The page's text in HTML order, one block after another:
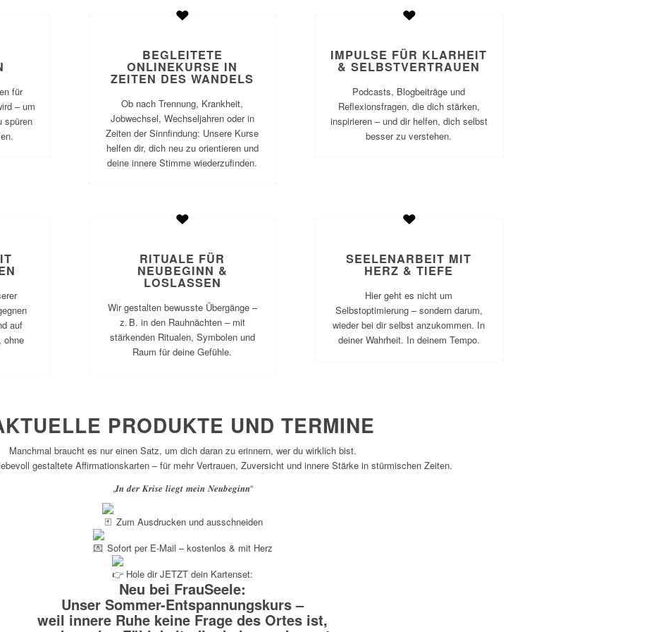
für
– um
spüren
BEGLEITETE
ONLINEKURSE IN
ZEITEN DES WANDELS
Ob nach Trennung, Krankheit,
Jobwechsel, Wechseljahren oder in
Zeiten der Sinnfindung: Unsere Kurse
helfen dir, dich neu zu orientieren und
deine innere Stimme wiederzufinden.
IMPULSE FÜR KLARHEIT
& SELBSTVERTRAUEN
Podcasts, Blogbeiträge und
Reflexionsfragen, die dich stärken,
inspirieren – und dir helfen, dich selbst
besser zu verstehen.
auf
ohne
RITUALE FÜR
NEUBEGINN &
LOSLASSEN
Wir gestalten bewusste Übergänge –
z. B. in den Rauhnächten – mit
stärkenden Ritualen, Symbolen und
Raum für deine Gefühle.
SEELENARBEIT MIT
HERZ & TIEFE
Hier geht es nicht um
Selbstoptimierung – sondern darum,
wieder bei dir selbst anzukommen. In
deiner Wahrheit. In deinem Tempo.
PRODUKTE UND TERMINE
Manchmal braucht es nur einen Satz, um dich daran zu erinnern, wer du wirklich bist.
gestaltete Affirmationskarten – für mehr Vertrauen, Zuversicht und innere Stärke in stürmischen Zeiten.
„𝑰𝒏 𝒅𝒆𝒓 𝑲𝒓𝒊𝒔𝒆 𝒍𝒊𝒆𝒈𝒕 𝒎𝒆𝒊𝒏 𝑵𝒆𝒖𝒃𝒆𝒈𝒊𝒏𝒏“
Zum Ausdrucken und ausschneiden
Sofort per E-Mail – kostenlos & mit Herz
Hole dir JETZT dein Kartenset:
Neu bei FrauSeele:
Unser Sommer-Entspannungskurs –
weil innere Ruhe keine Frage des Ortes ist,